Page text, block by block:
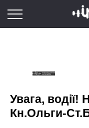
Увага, водії!
Кн.Ольги-